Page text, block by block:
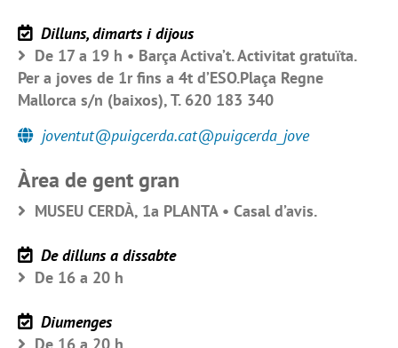
Dilluns, dimarts i dijous
De 17 a 19 h • Barça Activa’t. Activitat gratuïta.
Per a joves de 1r fins a 4t d’ESO.Plaça Regne
Mallorca s/n (baixos), T. 620 183 340
joventut@puigcerda.cat@puigcerda_jove
Àrea de gent gran
MUSEU CERDÀ, 1a PLANTA • Casal d’avis.
De dilluns a dissabte
De 16 a 20 h
Diumenges
De 16 a 20 h